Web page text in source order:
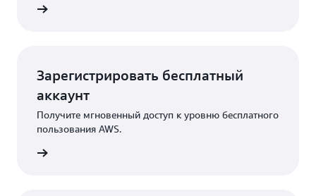
Зарегистрировать бесплатный
аккаунт
Получите мгновенный доступ к уровню бесплатного
пользования AWS.